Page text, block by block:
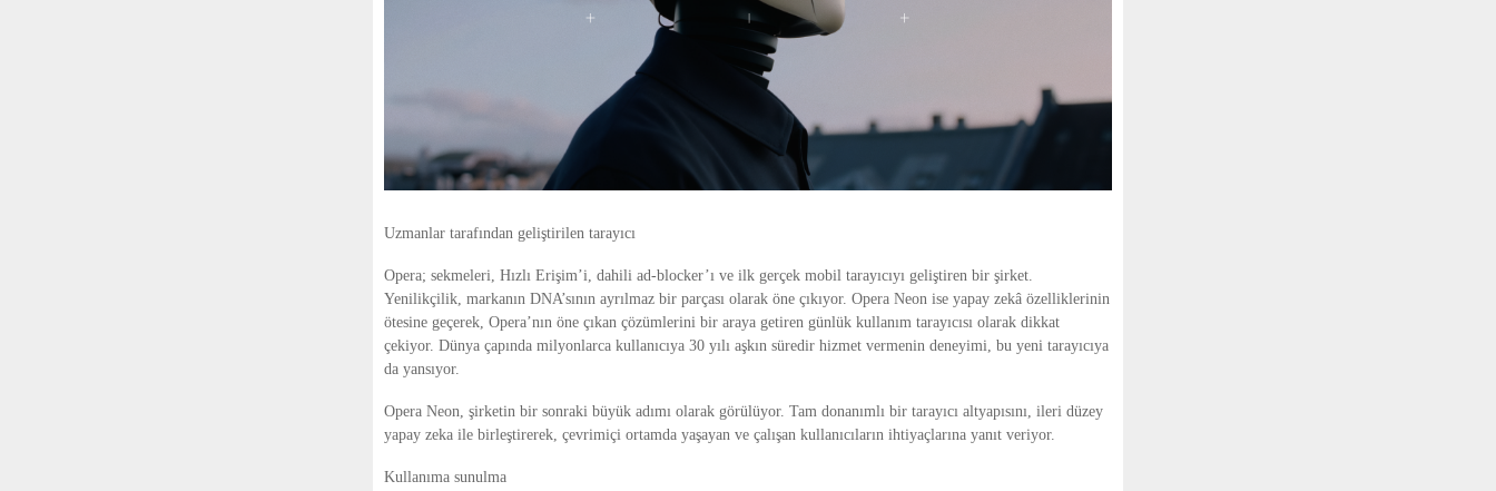
Uzmanlar tarafından geliştirilen tarayıcı
Opera; sekmeleri, Hızlı Erişim’i, dahili ad-blocker’ı ve ilk gerçek mobil tarayıcıyı geliştiren bir şirket.
Yenilikçilik, markanın DNA’sının ayrılmaz bir parçası olarak öne çıkıyor. Opera Neon ise yapay zekâ özelliklerinin
ötesine geçerek, Opera’nın öne çıkan çözümlerini bir araya getiren günlük kullanım tarayıcısı olarak dikkat
çekiyor. Dünya çapında milyonlarca kullanıcıya 30 yılı aşkın süredir hizmet vermenin deneyimi, bu yeni tarayıcıya
da yansıyor.
Opera Neon, şirketin bir sonraki büyük adımı olarak görülüyor. Tam donanımlı bir tarayıcı altyapısını, ileri düzey
yapay zeka ile birleştirerek, çevrimiçi ortamda yaşayan ve çalışan kullanıcıların ihtiyaçlarına yanıt veriyor.
Kullanıma sunulma